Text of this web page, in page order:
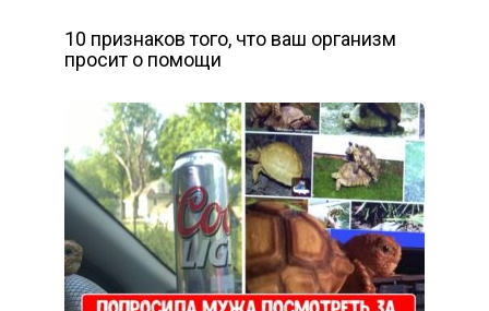
10 признаков того, что ваш организм
просит о помощи